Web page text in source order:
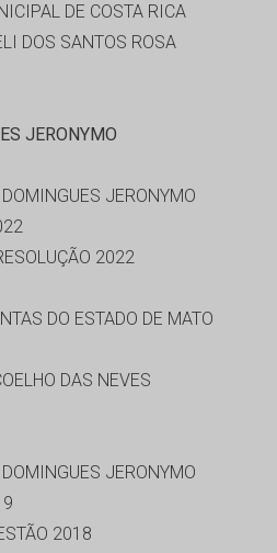
DE COSTA RICA
DOS SANTOS ROSA
JERONYMO
JERONYMO
2022
DO ESTADO DE MATO
DAS NEVES
JERONYMO
2018